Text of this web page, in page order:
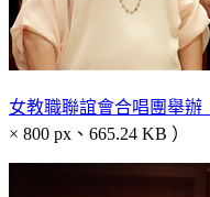
女教職聯誼會合唱團舉辦
× 800 px、665.24 KB ）